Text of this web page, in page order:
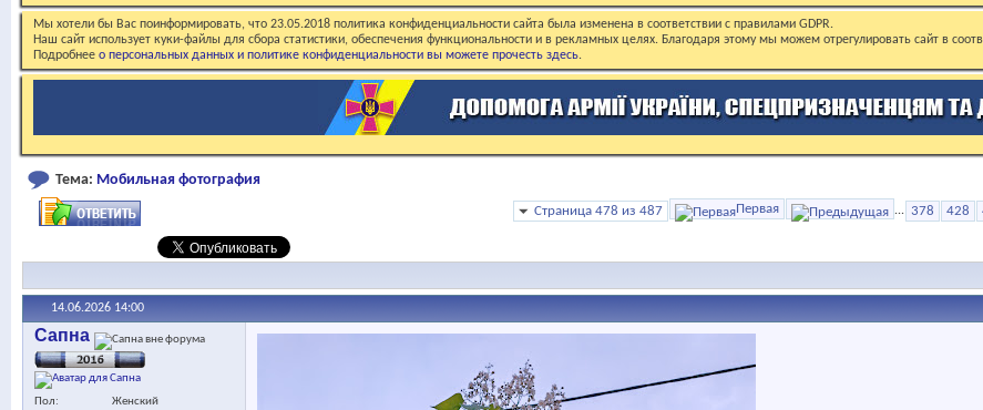
Мы хотели бы Вас поинформировать, что 23.05.2018 политика конфиденциальности сайта была изменена в соответствии с правилами GDPR.
Наш сайт использует куки-файлы для сбора статистики, обеспечения функциональности и в рекламных целях. Благодаря этому мы можем отрегулировать сайт в
Подробнее о персональных данных и политике конфиденциальности вы можете прочесть здесь.
Тема: Мобильная фотография
Страница 478 из 487 Первая ... 378 428
14.06.2026 14:00
Сапна
Пол
Женский